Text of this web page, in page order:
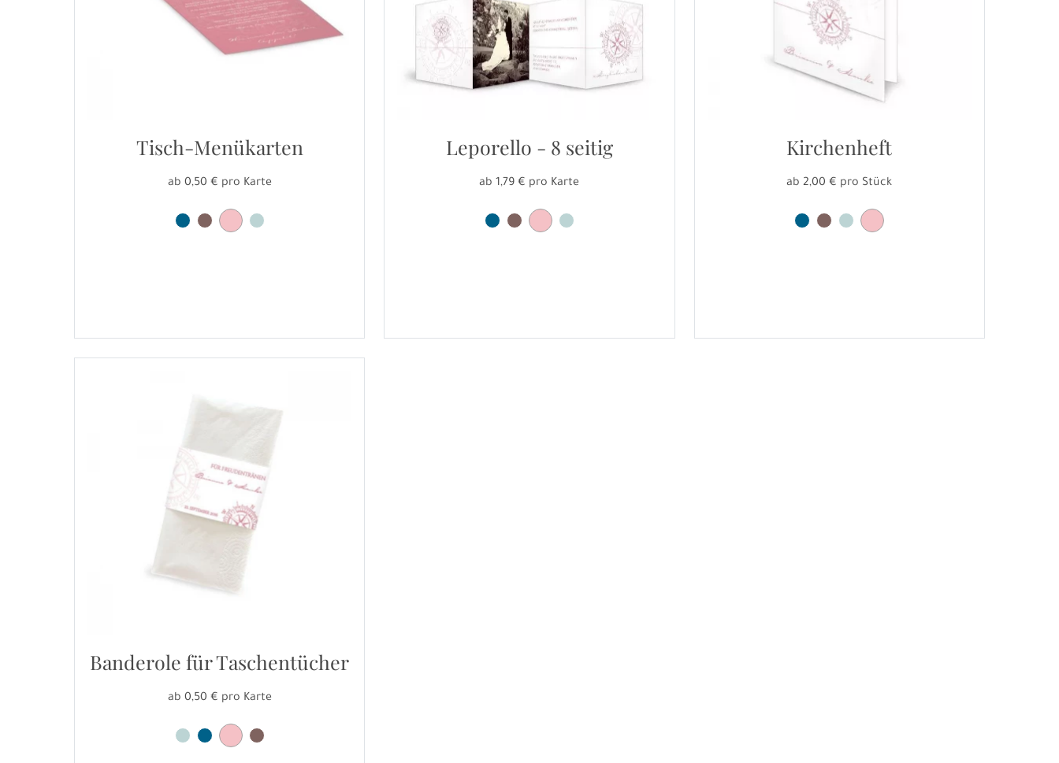
Tisch-Menükarten
ab 0,50 € pro Karte
Leporello - 8 seitig
ab 1,79 € pro Karte
Kirchenheft
ab 2,00 € pro Stück
Banderole für Taschentücher
ab 0,50 € pro Karte